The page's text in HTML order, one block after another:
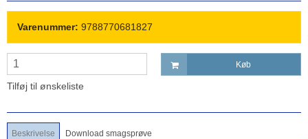
Varenummer: 9788770681827
Køb
Tilføj til ønskeliste
Beskrivelse Download smagsprøve